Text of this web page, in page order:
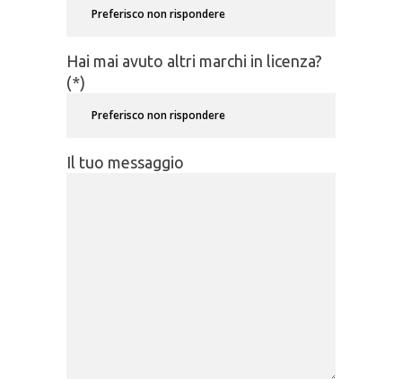
Hai mai avuto altri marchi in licenza?
(*)
Il tuo messaggio